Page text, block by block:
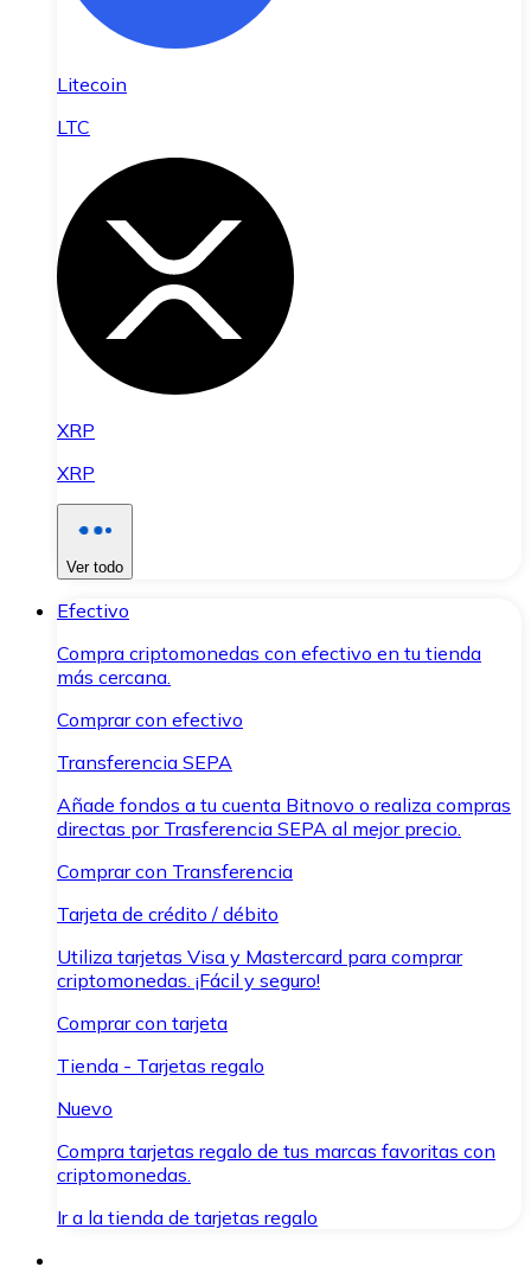
Litecoin
LTC
XRP
XRP
Ver todo
Efectivo
Compra criptomonedas con efectivo en tu tienda
más cercana.
Comprar con efectivo
Transferencia SEPA
Añade fondos a tu cuenta Bitnovo o realiza compras
directas por Trasferencia SEPA al mejor precio.
Comprar con Transferencia
Tarjeta de crédito / débito
Utiliza tarjetas Visa y Mastercard para comprar
criptomonedas. ¡Fácil y seguro!
Comprar con tarjeta
Tienda - Tarjetas regalo
Nuevo
Compra tarjetas regalo de tus marcas favoritas con
criptomonedas.
Ir a la tienda de tarjetas regalo